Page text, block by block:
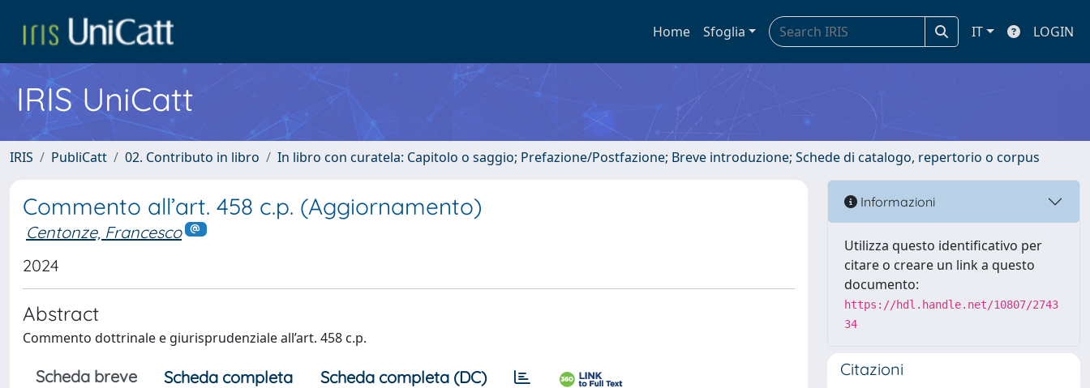
Home Sfoglia IT LOGIN
IRIS UniCatt
IRIS PubliCatt 02. Contributo in libro In libro con curatela: Capitolo o saggio; Prefazione/Postfazione; Breve introduzione; Schede di catalogo, repertorio o corpus
Commento all’art. 458 c.p. (Aggiornamento)
Centonze, Francesco
2024
Abstract
Commento dottrinale e giurisprudenziale all’art. 458 c.p.
Scheda breve Scheda completa Scheda completa (DC)
Informazioni
Utilizza questo identificativo per
citare o creare un link a questo
documento:
https://hdl.handle.net/10807/2743
34
Citazioni